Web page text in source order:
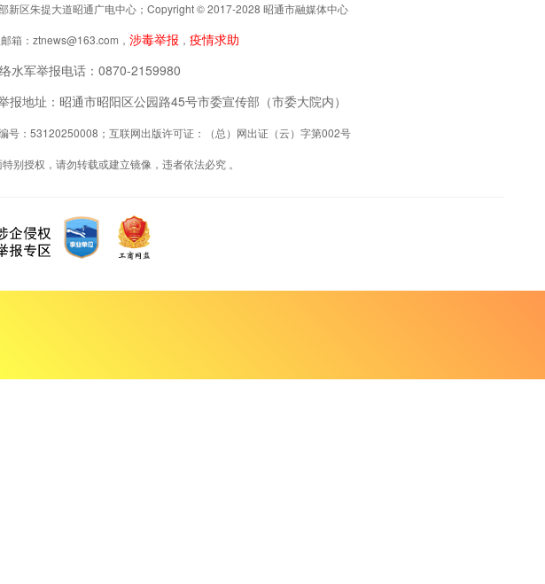
新区朱提大道昭通广电中心；Copyright © 2017-2028 昭通市融媒体中心
箱：ztnews@163.com， 涉毒举报 ， 疫情求助
水军举报电话：0870-2159980
地址：昭通市昭阳区公园路45号市委宣传部（市委大院内）
号：53120250008；互联网出版许可证：（总）网出证（云）字第002号
授权，请勿转载或建立镜像，违者依法必究 。